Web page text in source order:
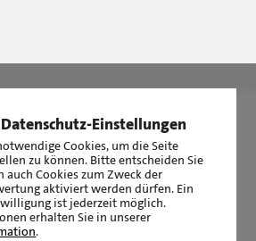
auf ProvenExpert.com
Einstellungen
Cookies, um die Seite
zu können. Bitte entscheiden Sie
auch Cookies zum Zweck der
aktiviert werden dürfen. Ein
ist jederzeit möglich.
erhalten Sie in unserer
.